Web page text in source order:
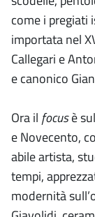
come i pregiati
importata nel
Callegari e
e canonico
Ora il focusè
e Novecento,
abile artista,
tempi,
modernità